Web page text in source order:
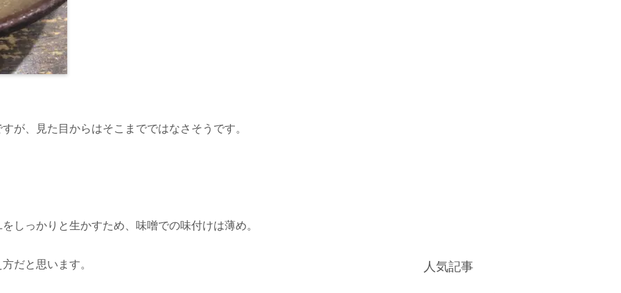
が、見た目からはそこまでではなさそうです。
しっかりと生かすため、味噌での味付けは薄め。
だと思います。 人気記事